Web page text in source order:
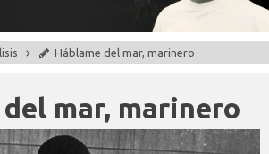
Háblame del mar, marinero
mar, marinero